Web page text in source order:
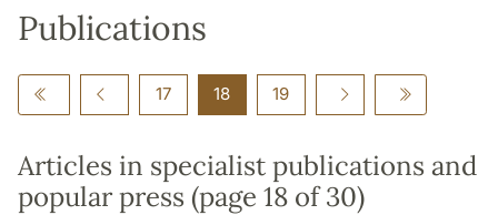
Publications
17 18 19
Articles in specialist publications and
popular press (page 18 of 30)